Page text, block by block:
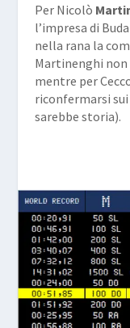
Per Nicolò
l’impresa di
nella rana la
Martinenghi
mentre per
riconfermarsi
sarebbe storia).